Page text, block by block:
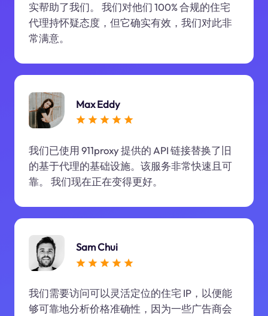
实帮助了我们。 我们对他们 100% 合规的住宅
代理持怀疑态度，但它确实有效，我们对此非
常满意。
Max Eddy
我们已使用 911proxy 提供的 API 链接替换了旧
的基于代理的基础设施。该服务非常快速且可
靠。 我们现在正在变得更好。
Sam Chui
我们需要访问可以灵活定位的住宅 IP，以便能
够可靠地分析价格准确性，因为一些广告商会